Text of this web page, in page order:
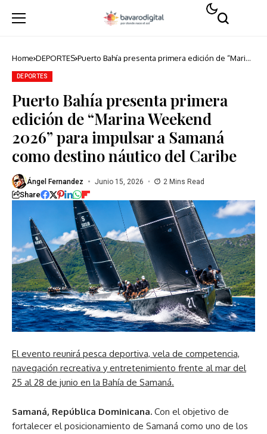
Home DEPORTES Puerto Bahía presenta primera edición de “Marina
DEPORTES
Puerto Bahía presenta primera
edición de “Marina Weekend
2026” para impulsar a Samaná
como destino náutico del Caribe
Ángel Fernandez Junio 15, 2026 2 Mins Read
Share
El evento reunirá pesca deportiva, vela de competencia,
navegación recreativa y entretenimiento frente al mar del
25 al 28 de junio en la Bahía de Samaná.
Samaná, República Dominicana. Con el objetivo de
fortalecer el posicionamiento de Samaná como uno de los